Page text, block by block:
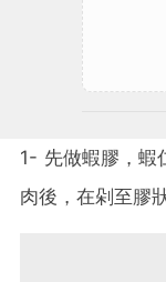
1- 先做蝦膠，蝦
肉後，在剁至膠狀